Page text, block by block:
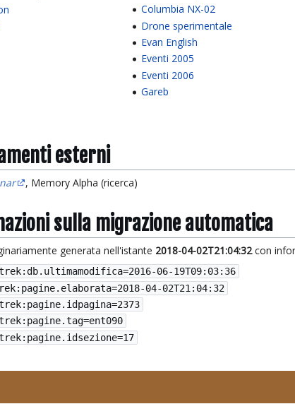
Columbia NX-02
Drone sperimentale
Evan English
Eventi 2005
Eventi 2006
Gareb
esterni
, Memory Alpha (ricerca)
sulla migrazione automatica
generata nell'istante 2018-04-02T21:04:32con
2016-06-19T09:03:36
2018-04-02T21:04:32